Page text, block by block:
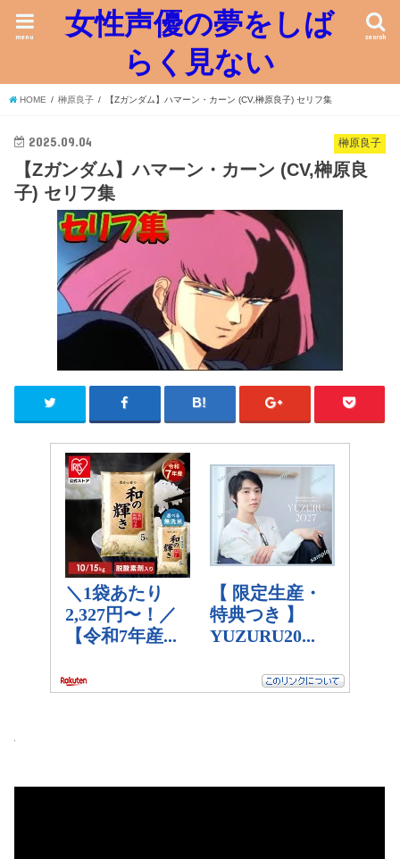
女性声優の夢をしば
らく見ない
search
menu
HOME 榊原良子 【Zガンダム】ハマーン・カーン (CV,榊原良子) セリフ集
榊原良子
2025.09.04
【Zガンダム】ハマーン・カーン (CV,榊原良
子) セリフ集